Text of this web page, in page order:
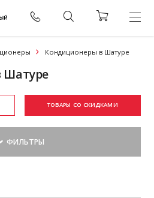
Кондиционеры в Шатуре
Шатуре
ТОВАРЫ СО СКИДКАМИ